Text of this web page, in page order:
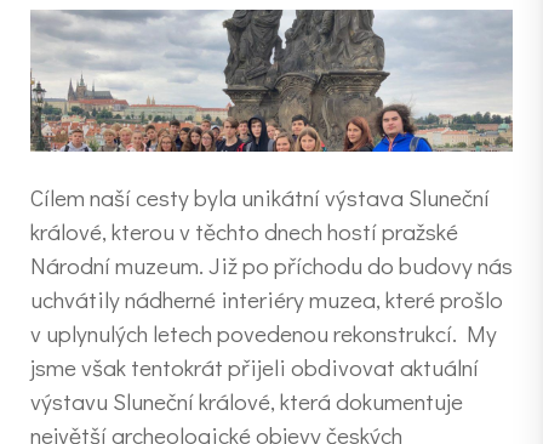
Cílem naší cesty byla unikátní výstava Sluneční
králové, kterou v těchto dnech hostí pražské
Národní muzeum. Již po příchodu do budovy nás
uchvátily nádherné interiéry muzea, které prošlo
v uplynulých letech povedenou rekonstrukcí. My
jsme však tentokrát přijeli obdivovat aktuální
výstavu Sluneční králové, která dokumentuje
největší archeologické objevy českých